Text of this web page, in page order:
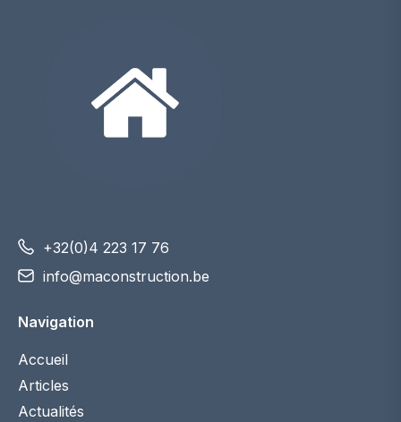
+32(0)4 223 17 76
info@maconstruction.be
Navigation
Accueil
Articles
Actualités